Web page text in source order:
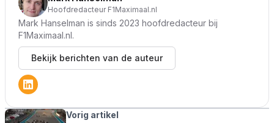
Hoofdredacteur F1Maximaal.nl
Mark Hanselman is sinds 2023 hoofdredacteur bij
F1Maximaal.nl.
Bekijk berichten van de auteur
Vorig artikel